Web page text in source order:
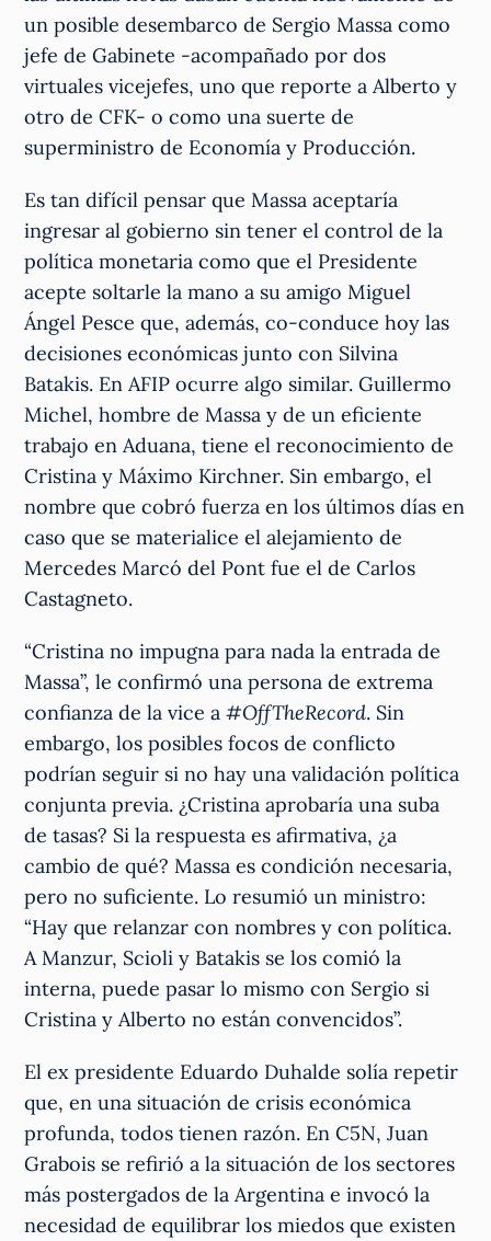
un posible desembarco de Sergio Massa como
jefe de Gabinete -acompañado por dos
virtuales vicejefes, uno que reporte a Alberto y
otro de CFK- o como una suerte de
superministro de Economía y Producción.
Es tan difícil pensar que Massa aceptaría
ingresar al gobierno sin tener el control de la
política monetaria como que el Presidente
acepte soltarle la mano a su amigo Miguel
Ángel Pesce que, además, co-conduce hoy las
decisiones económicas junto con Silvina
Batakis. En AFIP ocurre algo similar. Guillermo
Michel, hombre de Massa y de un eficiente
trabajo en Aduana, tiene el reconocimiento de
Cristina y Máximo Kirchner. Sin embargo, el
nombre que cobró fuerza en los últimos días en
caso que se materialice el alejamiento de
Mercedes Marcó del Pont fue el de Carlos
Castagneto.
“Cristina no impugna para nada la entrada de
Massa”, le confirmó una persona de extrema
confianza de la vice a#OffTheRecord. Sin
embargo, los posibles focos de conflicto
podrían seguir si no hay una validación política
conjunta previa. ¿Cristina aprobaría una suba
de tasas? Si la respuesta es afirmativa, ¿a
cambio de qué? Massa es condición necesaria,
pero no suficiente. Lo resumió un ministro:
“Hay que relanzar con nombres y con política.
A Manzur, Scioli y Batakis se los comió la
interna, puede pasar lo mismo con Sergio si
Cristina y Alberto no están convencidos”.
El ex presidente Eduardo Duhalde solía repetir
que, en una situación de crisis económica
profunda, todos tienen razón. En C5N, Juan
Grabois se refirió a la situación de los sectores
más postergados de la Argentina e invocó la
necesidad de equilibrar los miedos que existen